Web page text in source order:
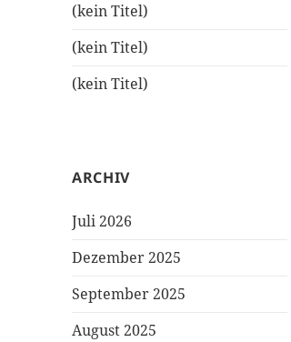
(kein Titel)
(kein Titel)
(kein Titel)
ARCHIV
Juli 2026
Dezember 2025
September 2025
August 2025